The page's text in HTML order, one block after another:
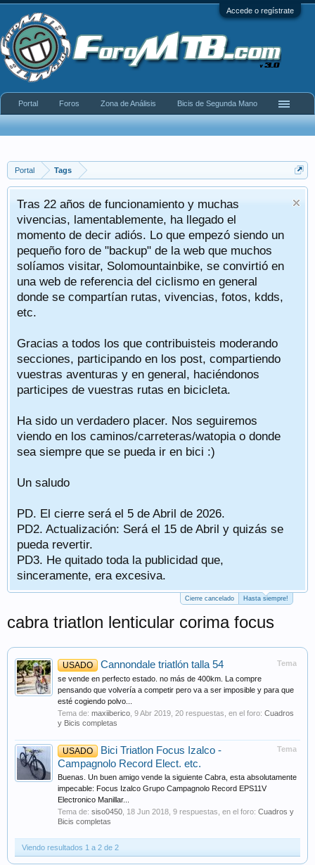
Accede o regístrate
Portal Tags
Tras 22 años de funcionamiento y muchas
vivencias, lamentablemente, ha llegado el
momento de decir adiós. Lo que empezó siendo un
pequeño foro de "backup" de la web que muchos
solíamos visitar, Solomountainbike, se convirtió en
una web de referencia del ciclismo en general
donde se compartían rutas, vivencias, fotos, kdds,
etc.
Gracias a todos los que contribuisteis moderando
secciones, participando en los post, compartiendo
vuestras aventuras y en general, haciéndonos
participes de vuestras rutas en bicicleta.
Ha sido un verdadero placer. Nos seguiremos
viendo en los caminos/carreteras/watopia o donde
sea siempre que se pueda ir en bici :)
Un saludo
PD. El cierre será el 5 de Abril de 2026.
PD2. Actualización: Será el 15 de Abril y quizás se
pueda revertir.
PD3. He quitado toda la publicidad que,
sinceramente, era excesiva.
Cierre cancelado Hasta siempre!
cabra triatlon lenticular corima focus
Tema
USADO Cannondale triatlón talla 54
se vende en perfecto estado. no más de 400km. La compre
pensando que volvería a competir pero va a ser imposible y para que
esté cogiendo polvo...
Tema de: maxiiberico 9 Abr 2019 , 20 respuestas, en el foro: Cuadros
y Bicis completas
Tema
USADO
Bici Triatlon Focus Izalco -
Campagnolo Record Elect. etc.
Buenas. Un buen amigo vende la siguiente Cabra, esta absolutamente
impecable: Focus Izalco Grupo Campagnolo Record EPS11V
Electronico Manillar...
Tema de: siso0450 18 Jun 2018 , 9 respuestas, en el foro: Cuadros y
Bicis completas
Viendo resultados 1 a 2 de 2
Portal Foros Zona de Análisis Bicis de Segunda Mano